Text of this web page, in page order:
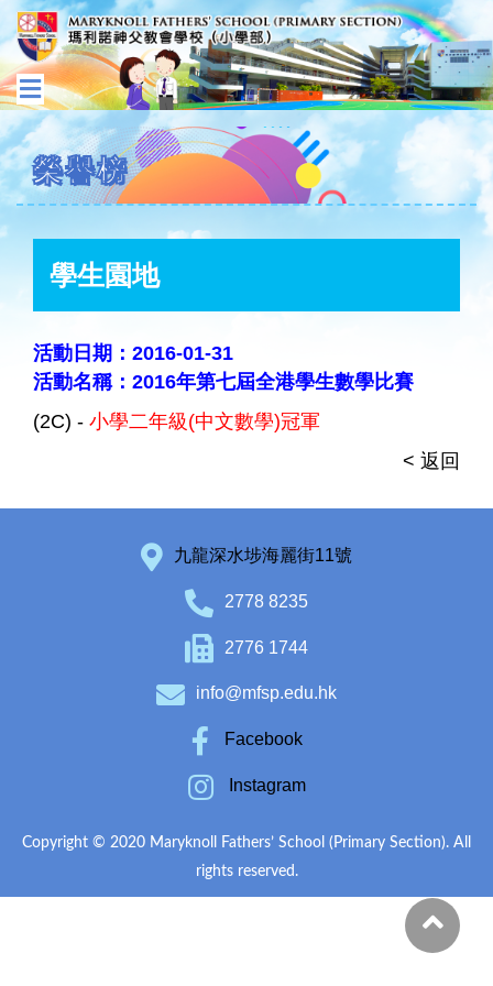
榮譽榜
學生園地
活動日期：2016-01-31
活動名稱：2016年第七屆全港學生數學比賽
(2C) - 小學二年級(中文數學)冠軍
< 返回
九龍深水埗海麗街11號
2778 8235
2776 1744
info@mfsp.edu.hk
Facebook
Instagram
Copyright © 2020 Maryknoll Fathers’ School (Primary Section). All
rights reserved.